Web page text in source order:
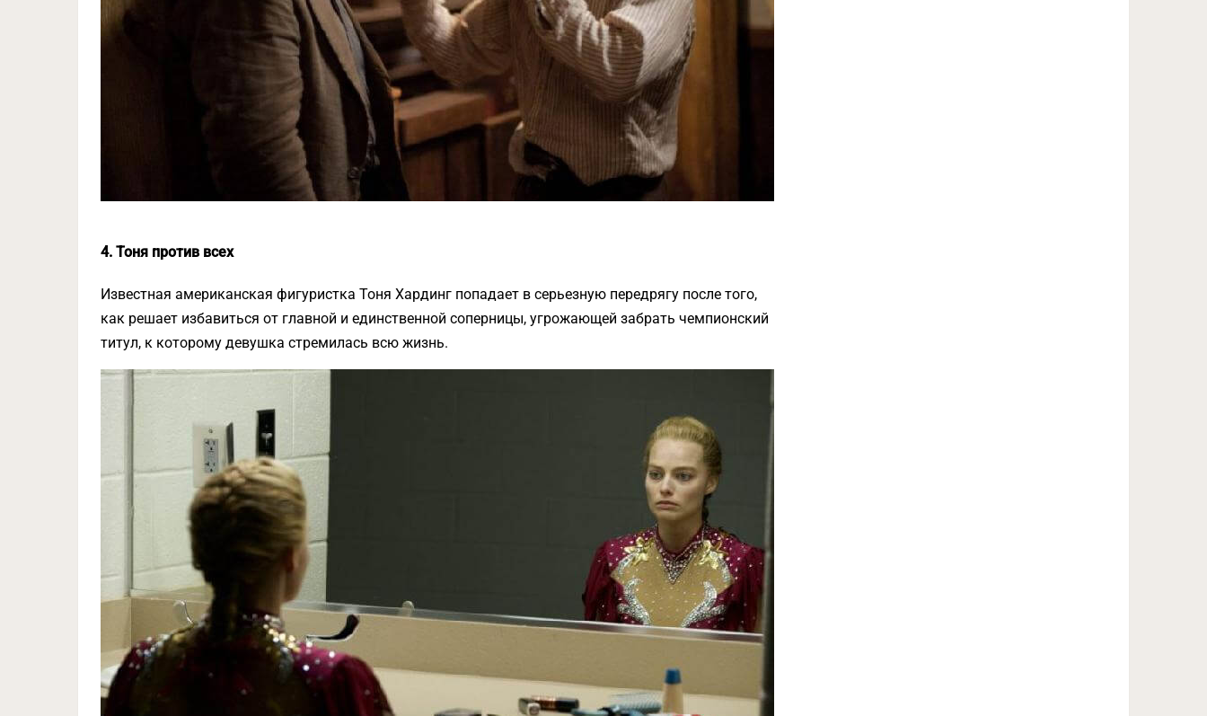
4. Тоня против всех
Известная американская фигуристка Тоня Хардинг попадает в серьезную передрягу после того,
как решает избавиться от главной и единственной соперницы, угрожающей забрать чемпионский
титул, к которому девушка стремилась всю жизнь.